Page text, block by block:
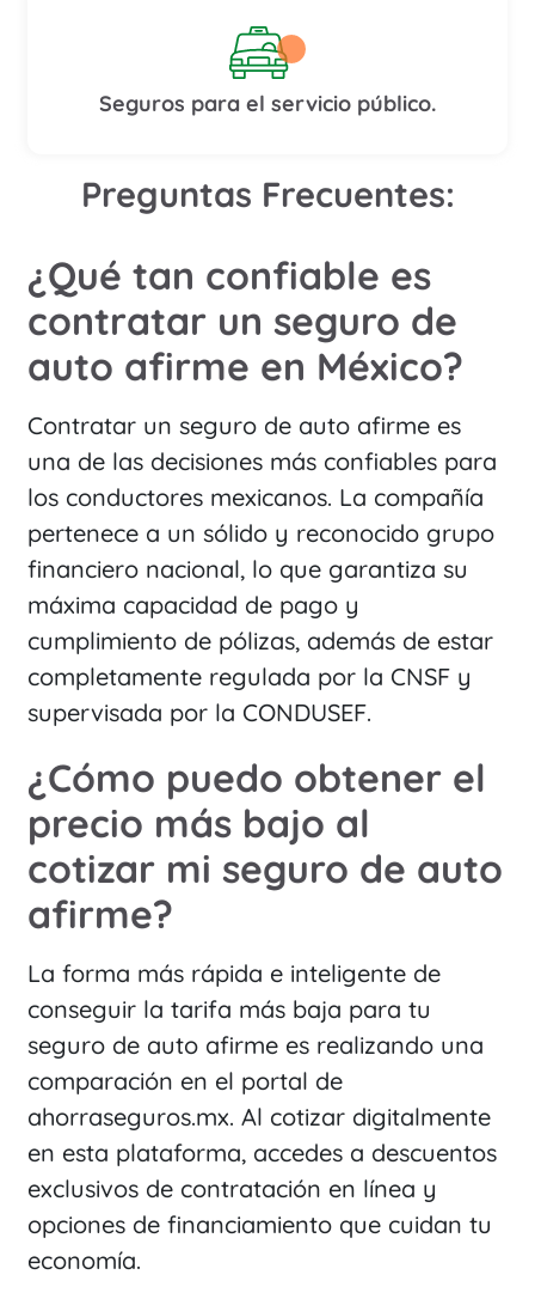
Seguros para el servicio público.
Preguntas Frecuentes:
¿Qué tan confiable es
contratar un seguro de
auto afirme en México?
Contratar un seguro de auto afirme es
una de las decisiones más confiables para
los conductores mexicanos. La compañía
pertenece a un sólido y reconocido grupo
financiero nacional, lo que garantiza su
máxima capacidad de pago y
cumplimiento de pólizas, además de estar
completamente regulada por la CNSF y
supervisada por la CONDUSEF.
¿Cómo puedo obtener el
precio más bajo al
cotizar mi seguro de auto
afirme?
La forma más rápida e inteligente de
conseguir la tarifa más baja para tu
seguro de auto afirme es realizando una
comparación en el portal de
ahorraseguros.mx. Al cotizar digitalmente
en esta plataforma, accedes a descuentos
exclusivos de contratación en línea y
opciones de financiamiento que cuidan tu
economía.